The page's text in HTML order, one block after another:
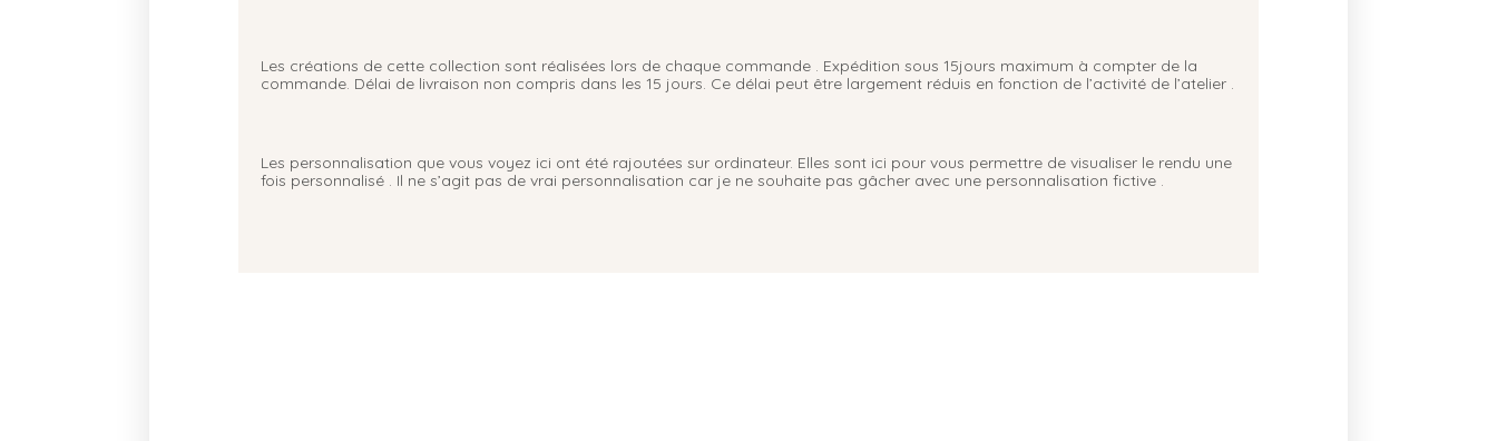
Les créations de cette collection sont réalisées lors de chaque commande . Expédition sous 15jours maximum à compter de la
commande. Délai de livraison non compris dans les 15 jours. Ce délai peut être largement réduis en fonction de l’activité de l’atelier .
Les personnalisation que vous voyez ici ont été rajoutées sur ordinateur. Elles sont ici pour vous permettre de visualiser le rendu une
fois personnalisé . Il ne s’agit pas de vrai personnalisation car je ne souhaite pas gâcher avec une personnalisation fictive .